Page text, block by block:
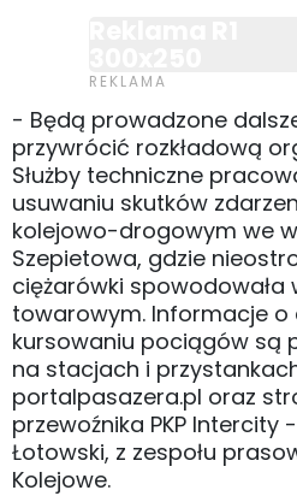
- Będą prowadzone
przywrócić rozkładową
Służby techniczne
usuwaniu skutków
kolejowo-drogowym we
Szepietowa, gdzie
ciężarówki
towarowym. Informacje o
kursowaniu pociągów są
na stacjach i
portalpasazera.pl oraz
przewoźnika PKP
Łotowski, z zespołu
Kolejowe.